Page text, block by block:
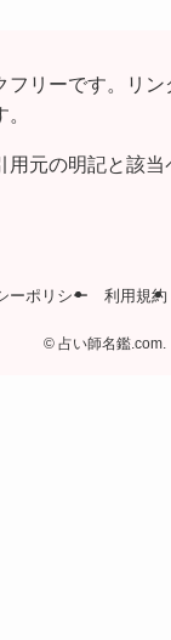
フリーです。リ
用元の明記と該
ーポリシー 利用規約
©占い師名鑑.com.